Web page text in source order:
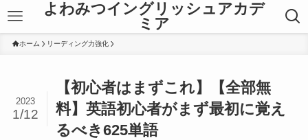
よわみつイングリッシュアカデ
ミア
ホーム リーディング力強化
【初心者はまずこれ】【全部無
料】英語初心者がまず最初に覚え
るべき625単語
2023
1/12